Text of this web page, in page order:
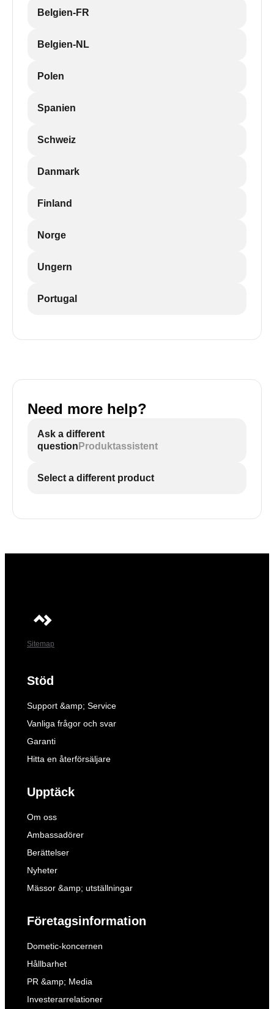
Belgien-FR
Belgien-NL
Polen
Spanien
Schweiz
Danmark
Finland
Norge
Ungern
Portugal
Need more help?
Ask a different
question Produktassistent
Select a different product
Sitemap
Stöd
Support &amp; Service
Vanliga frågor och svar
Garanti
Hitta en återförsäljare
Upptäck
Om oss
Ambassadörer
Berättelser
Nyheter
Mässor &amp; utställningar
Företagsinformation
Dometic-koncernen
Hållbarhet
PR &amp; Media
Investerarrelationer